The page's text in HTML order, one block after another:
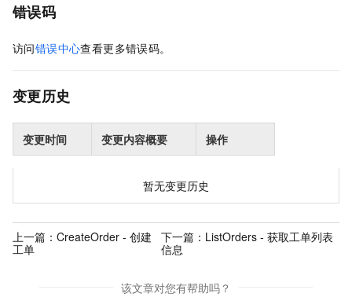
错误码
访问错误中心查看更多错误码。
变更历史
变更时间 变更内容概要 操作
暂无变更历史
上一篇： CreateOrder - 创建
工单
下一篇： ListOrders - 获取工单列表
信息
该文章对您有帮助吗？